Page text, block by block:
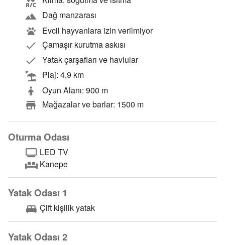
Dağ manzarası
Evcil hayvanlara izin verilmiyor
Çamaşır kurutma askısı
Yatak çarşafları ve havlular
Plaj: 4,9 km
Oyun Alanı: 900 m
Mağazalar ve barlar: 1500 m
Oturma Odası
LED TV
Kanepe
Yatak Odası 1
Çift kişilik yatak
Yatak Odası 2